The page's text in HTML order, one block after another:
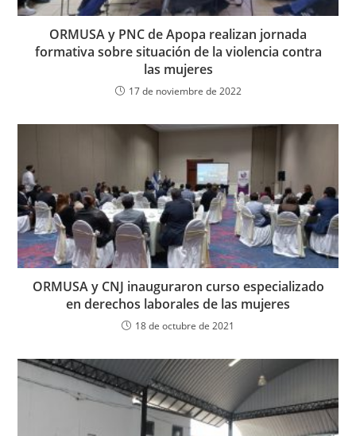
ORMUSA y PNC de Apopa realizan jornada
formativa sobre situación de la violencia contra
las mujeres
17 de noviembre de 2022
ORMUSA y CNJ inauguraron curso especializado
en derechos laborales de las mujeres
18 de octubre de 2021